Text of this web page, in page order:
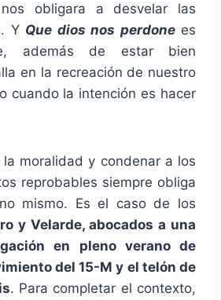
obligara a desvelar las
Y Que dios nos perdonees
además de estar bien
en la recreación de nuestro
cuando la intención es hacer
moralidad y condenar a los
reprobables siempre obliga
mismo. Es el caso de los
y Velarde, abocados a una
en pleno verano de
del 15-M y el telón de
. Para completar el contexto,